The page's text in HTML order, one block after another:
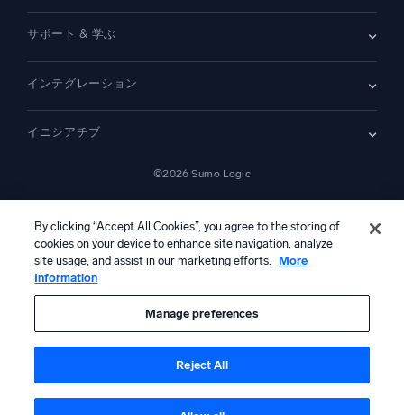
お問い合わせ
デモ
SIEM
セキュリティ用ログ
監視とトラブルシューティング
比較
サポート & 学ぶ
コミュニティ
サポート
プラットフォームステータス
インテグレーション
Amazon S3 監査
PCI コンプライアンス
すべて表示
イニシアチブ
デジタル顧客体験
ツール統合
©2026 Sumo Logic
—
カリフォルニア州プライバシー通知 AI への指示日本語
本コンテンツは生成AIシステムによって翻訳されている可能性があ
り、情報提供のみを目的としています。不正確さ、誤り、または偏り
を含む可能性があるため、これに基づいて行動を取る前に、必ず独立
した人間による確認および検証を行ってください。
By clicking “Accept All Cookies”, you agree to the storing of
cookies on your device to enhance site navigation, analyze
site usage, and assist in our marketing efforts.
More
Information
Manage preferences
Reject All